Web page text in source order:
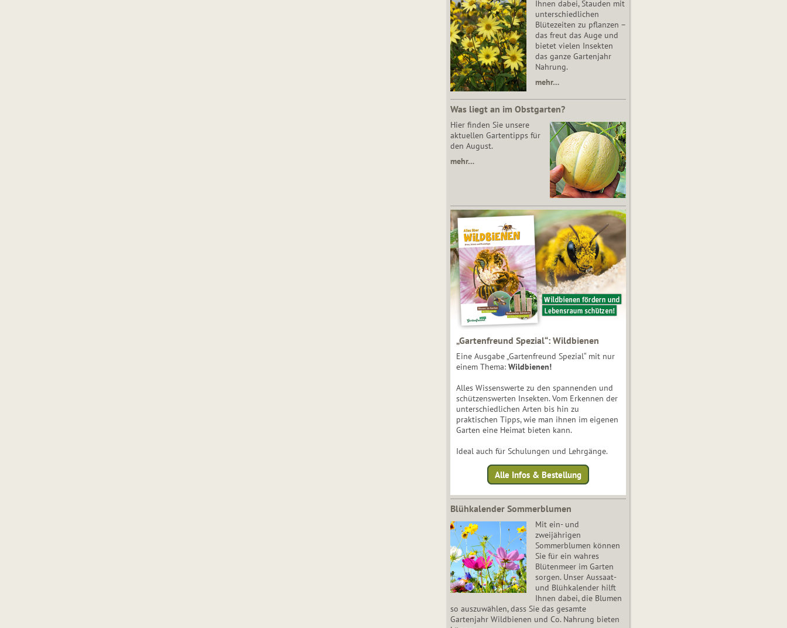
Ihnen dabei, Stauden mit
unterschiedlichen
Blütezeiten zu pflanzen –
das freut das Auge und
bietet vielen Insekten
das ganze Gartenjahr
Nahrung.
mehr…
Was liegt an im Obstgarten?
Hier finden Sie unsere
aktuellen Gartentipps für
den August.
mehr…
„Gartenfreund Spezial“: Wildbienen
Eine Ausgabe „Gartenfreund Spezial“ mit nur
einem Thema: Wildbienen!
Alles Wissenswerte zu den spannenden und
schützenswerten Insekten. Vom Erkennen der
unterschiedlichen Arten bis hin zu
praktischen Tipps, wie man ihnen im eigenen
Garten eine Heimat bieten kann.
Ideal auch für Schulungen und Lehrgänge.
Alle Infos & Bestellung
Blühkalender Sommerblumen
Mit ein- und
zweijährigen
Sommerblumen können
Sie für ein wahres
Blütenmeer im Garten
sorgen. Unser Aussaat-
und Blühkalender hilft
Ihnen dabei, die Blumen
so auszuwählen, dass Sie das gesamte
Gartenjahr Wildbienen und Co. Nahrung bieten